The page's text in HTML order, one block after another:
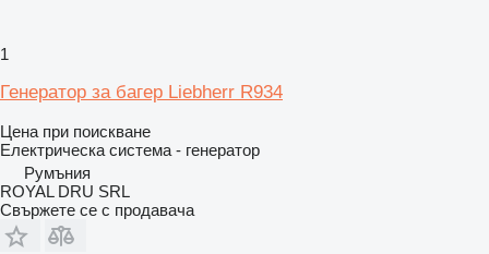
1
Генератор за багер Liebherr R934
Цена при поискване
Електрическа система - генератор
Румъния
ROYAL DRU SRL
Свържете се с продавача